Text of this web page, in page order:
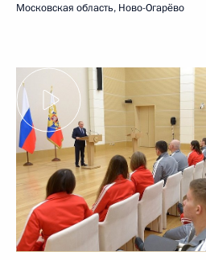
Московская область, Ново-Огарёво